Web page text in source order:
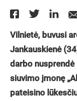
Vilnietė, buvusi
Jankauskienė
darbo
siuvimo įmonę
pateisino